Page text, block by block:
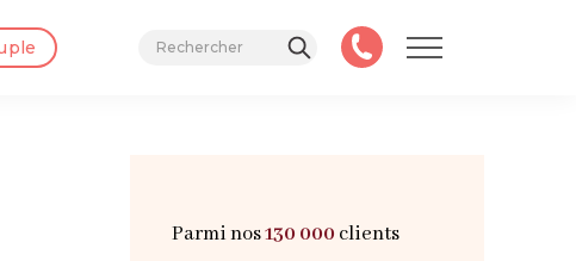
Parmi nos130 000 clients